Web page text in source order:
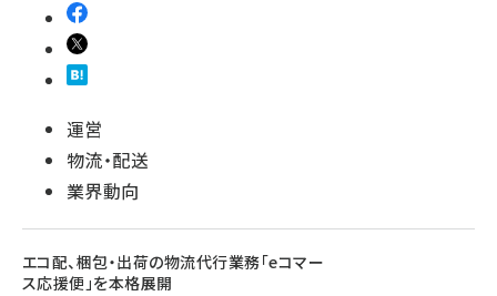
運営
物流・配送
業界動向
エコ配、梱包・出荷の物流代行業務「eコマー
ス応援便」を本格展開